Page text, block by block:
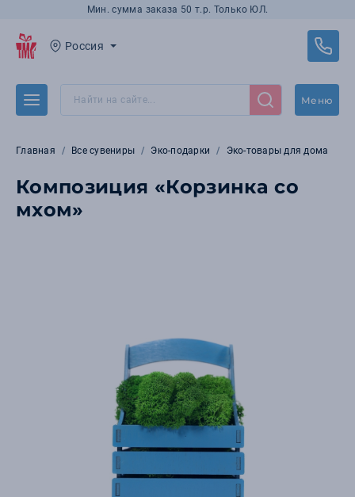
Мин. сумма заказа 50 т.р. Только ЮЛ.
Россия
Меню
Главная Все сувениры Эко-подарки Эко-товары для дома
Композиция «Корзинка со
мхом»